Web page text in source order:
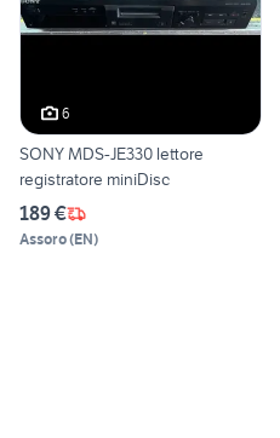
6
SONY MDS-JE330 lettore
registratore miniDisc
189 €
Assoro(EN)